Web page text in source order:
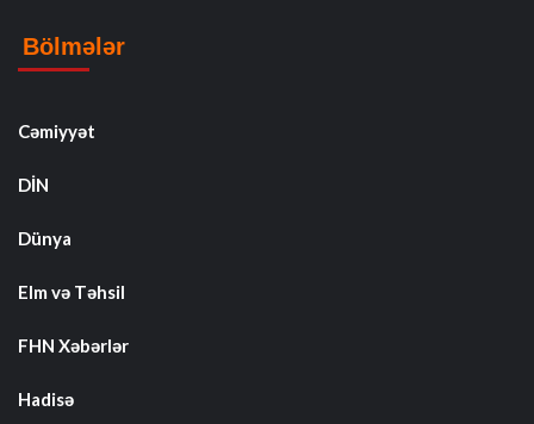
Bölmələr
Cəmiyyət
DİN
Dünya
Elm və Təhsil
FHN Xəbərlər
Hadisə